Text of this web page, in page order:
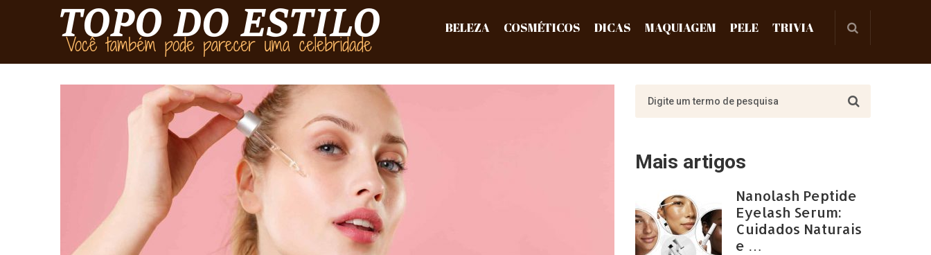
BELEZA COSMÉTICOS DICAS MAQUIAGEM PELE TRIVIA
Mais artigos
Nanolash Peptide
Eyelash Serum:
Cuidados Naturais
e …